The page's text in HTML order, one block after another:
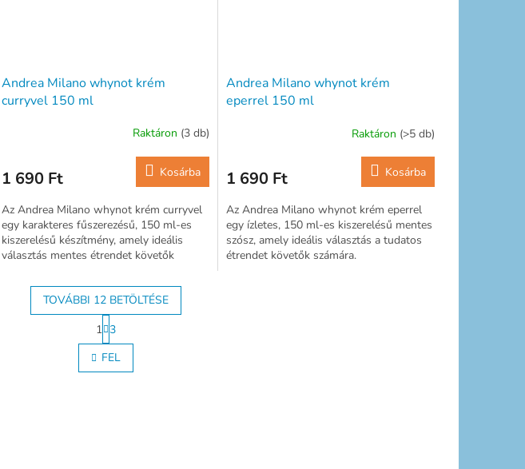
Andrea Milano whynot krém
curryvel 150 ml
Raktáron (3 db)
1 690 Ft Kosárba
Az Andrea Milano whynot krém curryvel
egy karakteres fűszerezésű, 150 ml-es
kiszerelésű készítmény, amely ideális
választás mentes étrendet követők
Andrea Milano whynot krém
eperrel 150 ml
Raktáron (>5 db)
1 690 Ft Kosárba
Az Andrea Milano whynot krém eperrel
egy ízletes, 150 ml-es kiszerelésű mentes
szósz, amely ideális választás a tudatos
étrendet követők számára.
L
i
s
TOVÁBBI 12 BETÖLTÉSE
L
a
p
o
z
1 3
FEL